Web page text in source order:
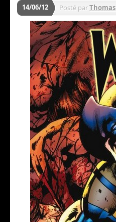
14/06/12 Posté parThomas